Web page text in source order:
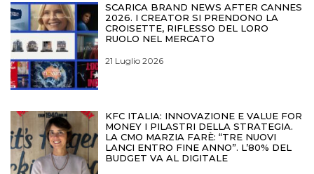
SCARICA BRAND NEWS AFTER CANNES
2026. I CREATOR SI PRENDONO LA
CROISETTE, RIFLESSO DEL LORO
RUOLO NEL MERCATO
21 Luglio 2026
KFC ITALIA: INNOVAZIONE E VALUE FOR
MONEY I PILASTRI DELLA STRATEGIA.
LA CMO MARZIA FARÈ: “TRE NUOVI
LANCI ENTRO FINE ANNO”. L’80% DEL
BUDGET VA AL DIGITALE